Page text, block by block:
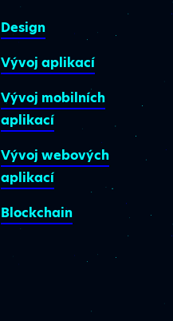
Design
Vývoj aplikací
Vývoj mobilních
aplikací
Vývoj webových
aplikací
Blockchain